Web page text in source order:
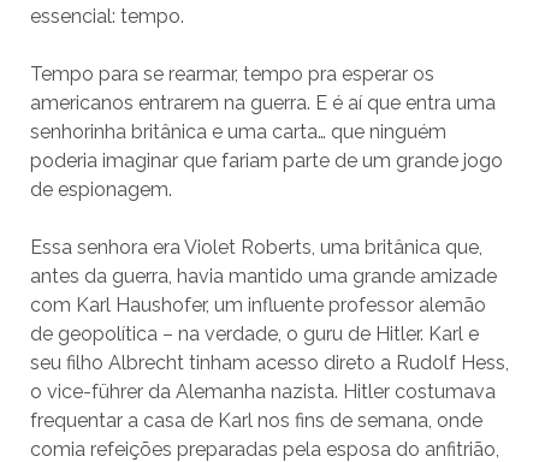
essencial: tempo.
Tempo para se rearmar, tempo pra esperar os
americanos entrarem na guerra. E é aí que entra uma
senhorinha britânica e uma carta… que ninguém
poderia imaginar que fariam parte de um grande jogo
de espionagem.
Essa senhora era Violet Roberts, uma britânica que,
antes da guerra, havia mantido uma grande amizade
com Karl Haushofer, um influente professor alemão
de geopolítica – na verdade, o guru de Hitler. Karl e
seu filho Albrecht tinham acesso direto a Rudolf Hess,
o vice-führer da Alemanha nazista. Hitler costumava
frequentar a casa de Karl nos fins de semana, onde
comia refeições preparadas pela esposa do anfitrião,